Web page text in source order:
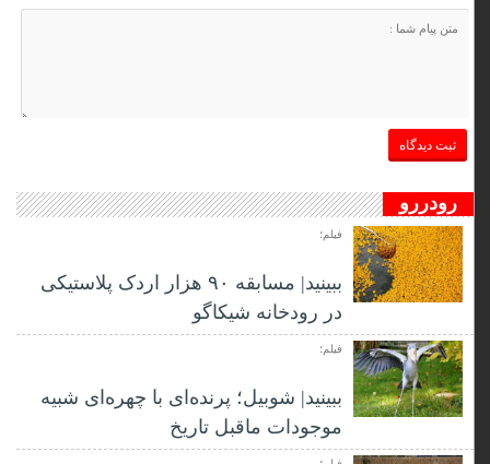
رودررو
فیلم؛
ببینید| مسابقه ۹۰ هزار اردک پلاستیکی
در رودخانه شیکاگو
فیلم؛
ببینید| شوبیل؛ پرنده‌ای با چهره‌ای شبیه
موجودات ماقبل تاریخ